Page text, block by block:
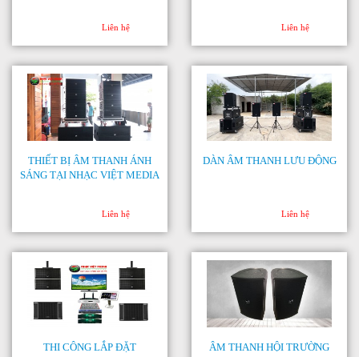
Liên hệ Liên hệ
THIẾT BỊ ÂM THANH ÁNH
SÁNG TẠI NHẠC VIỆT MEDIA
Liên hệ
DÀN ÂM THANH LƯU ĐỘNG
Liên hệ
THI CÔNG LẮP ĐẶT
ÂM THANH HỘI TRƯỜNG